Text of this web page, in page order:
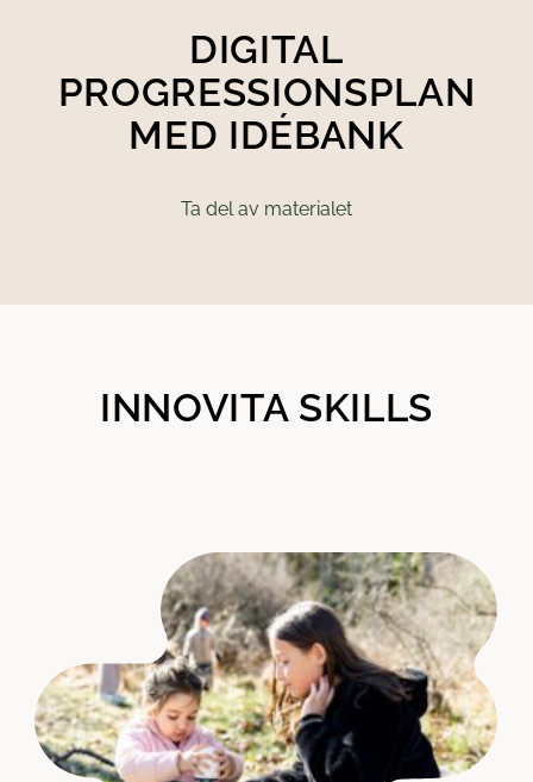
DIGITAL
PROGRESSIONSPLAN
MED IDÉBANK
Ta del av materialet
INNOVITA SKILLS